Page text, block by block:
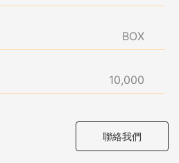
BOX
10,000
聯絡我們